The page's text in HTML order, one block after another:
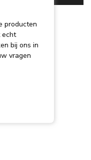
producten
echt
bij ons in
vragen